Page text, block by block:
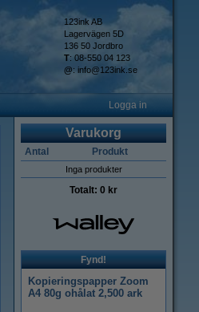
123ink AB
Lagervägen 5D
136 50 Jordbro
T: 08-550 04 123
@: info@123ink.se
Logga in
Varukorg
Antal Produkt
Inga produkter
Totalt: 0 kr
Fynd!
Kopieringspapper Zoom
A4 80g ohålat 2,500 ark